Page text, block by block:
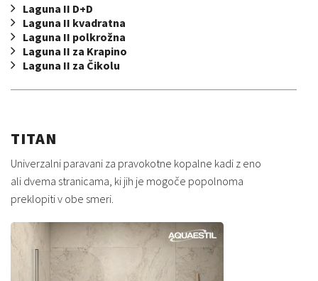
Laguna II D+D
Laguna II kvadratna
Laguna II polkrožna
Laguna II za Krapino
Laguna II za Čikolu
TITAN
Univerzalni paravani za pravokotne kopalne kadi z eno
ali dvema stranicama, ki jih je mogoče popolnoma
preklopiti v obe smeri.